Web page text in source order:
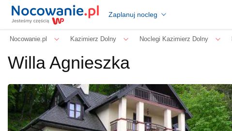
Zaplanuj nocleg
Nocowanie.pl Kazimierz Dolny Noclegi Kazimierz Dolny
Willa Agnieszka